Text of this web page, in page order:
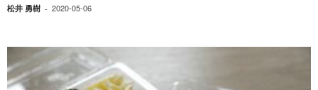
松井 勇樹 - 2020-05-06